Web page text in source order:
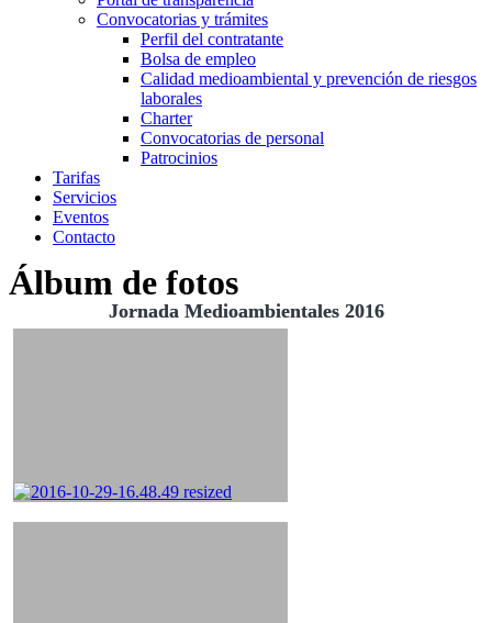
Convocatorias y trámites
Perfil del contratante
Bolsa de empleo
Calidad medioambiental y prevención de riesgos
laborales
Charter
Convocatorias de personal
Patrocinios
Tarifas
Servicios
Eventos
Contacto
Álbum de fotos
Jornada Medioambientales 2016